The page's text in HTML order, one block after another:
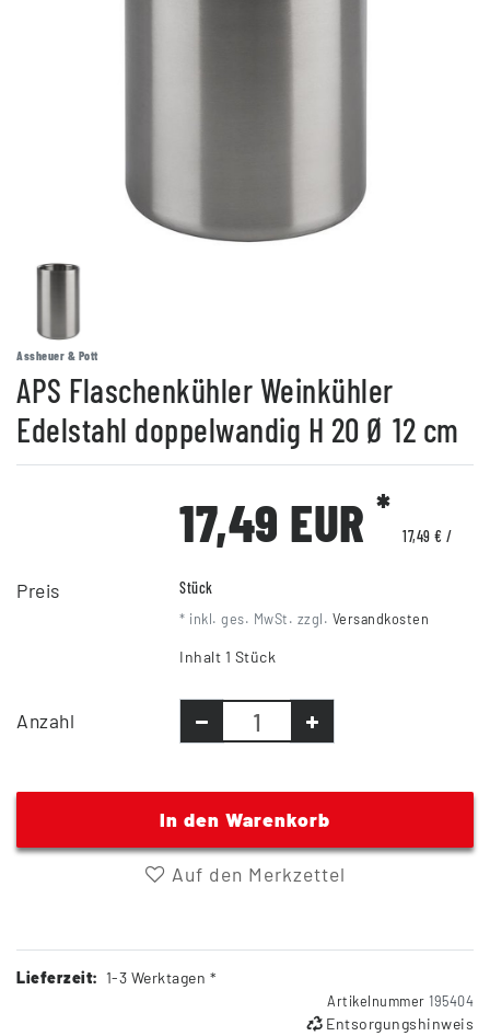
Assheuer & Pott
APS Flaschenkühler Weinkühler
Edelstahl doppelwandig H 20 Ø 12 cm
Preis
17,49 EUR*
17,49 € /
Stück
* inkl. ges. MwSt. zzgl. Versandkosten
Inhalt 1 Stück
Anzahl
In den Warenkorb
Auf den Merkzettel
Lieferzeit: 1-3 Werktagen *
Artikelnummer 195404
Entsorgungshinweis